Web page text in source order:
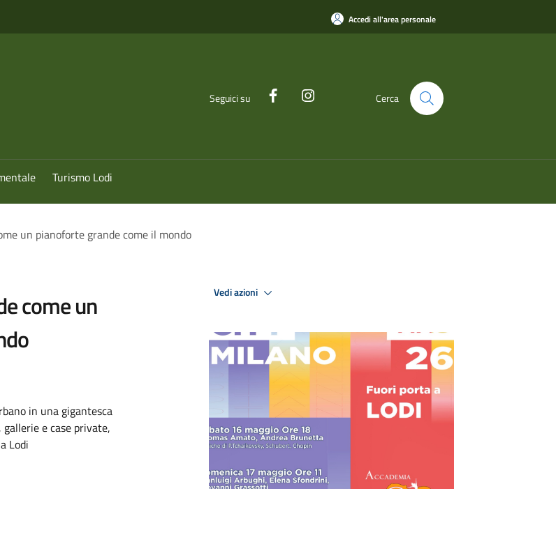
Accedi all'area personale
Seguici su Cerca
Turismo Lodi
un pianoforte grande come il mondo
come un
in una gigantesca
e case private,
Lodi
Vedi azioni